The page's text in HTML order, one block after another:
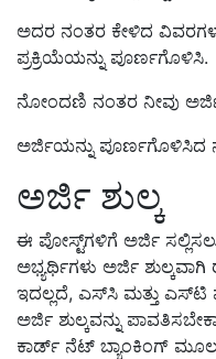
ಅದರ ನಂತರ ಕೇಳಿದ
ಪ್ರಕ್ರಿಯೆಯನ್ನು ಪೂರ್ಣಗೊಳಿಸಿ.
ನೋಂದಣಿ ನಂತರ ನೀವು
ಅರ್ಜಿಯನ್ನು ಪೂರ್ಣಗೊಳಿಸಿದ
ಅರ್ಜಿ ಶುಲ್ಕ
ಈ ಪೋಸ್ಟ್‌ಗಳಿಗೆ ಅರ್ಜಿ
ಅಭ್ಯರ್ಥಿಗಳು ಅರ್ಜಿ
ಇದಲ್ಲದೆ, ಎಸ್‌ಸಿ ಮತ್ತು ಎಸ್‌ಟಿ
ಅರ್ಜಿ ಶುಲ್ಕವನ್ನು
ಕಾರ್ಡ್ ನೆಟ್ ಬ್ಯಾಂಕಿಂಗ್